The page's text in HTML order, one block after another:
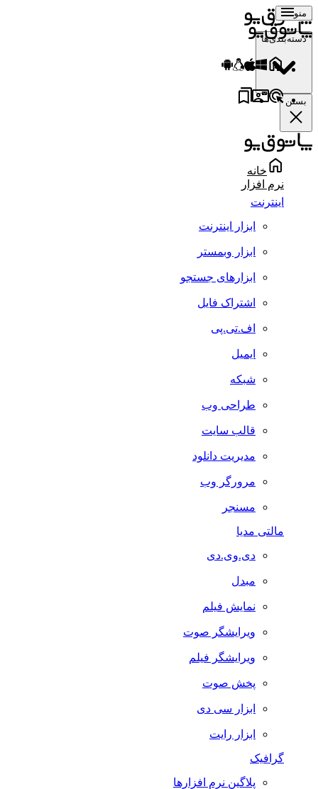
منو
دسته‌بندی‌ها
بستن
خانه
نرم افزار
اینترنت
ابزار اینترنت
ابزار وبمستر
ابزارهای جستجو
اشتراک فایل
اف.تی.پی
ایمیل
شبکه
طراحی وب
قالب سایت
مدیریت دانلود
مرورگر وب
مسنجر
مالتی مدیا
دی.وی.دی
مبدل
نمایش فیلم
ویرایشگر صوت
ویرایشگر فیلم
پخش صوت
ابزار سی دی
ابزار رایت
گرافیک
پلاگین نرم افزارها